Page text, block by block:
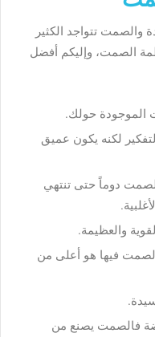
والصمت تتواجد الكثير
الصمت، وإليكم أفضل
الموجودة حولك.
لكنه يكون عميق
دوماً حتى تنتهي
والعظيمة.
فيها هو أعلى من
فالصمت يصنع من